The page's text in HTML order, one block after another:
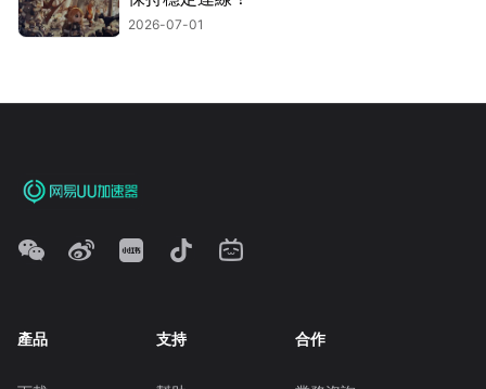
2026-07-01
產品 支持 合作